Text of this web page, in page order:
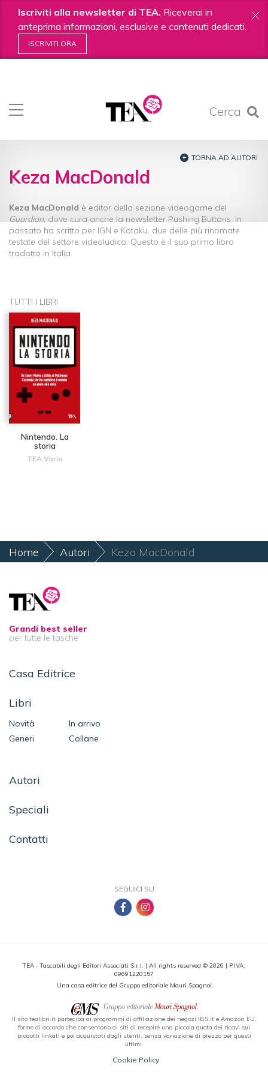
Iscriviti alla newsletter di TEA. Riceverai in
anteprima informazioni, esclusive e contenuti dedicati.
ISCRIVITI ORA
Cerca
contenuti.
|
Keza MacDonald
TORNA AD AUTORI
Keza MacDonald è editor della sezione videogame del
Guardian, dove cura anche la newsletter Pushing Buttons. In
passato ha scritto per IGN e Kotaku, due delle più rinomate
testate del settore videoludico. Questo è il suo primo libro
tradotto in Italia.
TUTTI I LIBRI
Nintendo. La
storia
TEA Varia
Home Autori Keza MacDonald
Grandi best seller
per tutte le tasche
Casa Editrice
Libri
Novità
In arrivo
Generi
Collane
Autori
Speciali
Contatti
SEGUICI SU
TEA - Tascabili degli Editori Associati S.r.l. | All rights reserved © 2026 | P.IVA:
09691220157
Una casa editrice del Gruppo editoriale Mauri Spagnol
Il sito tealibri.it partecipa ai programmi di affiliazione dei negozi IBS.it e Amazon EU,
forme di accordo che consentono ai siti di recepire una piccola quota dei ricavi sui
prodotti linkati e poi acquistati dagli utenti, senza variazione di prezzo per questi
ultimi.
Cookie Policy